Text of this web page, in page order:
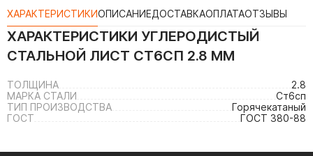
ХАРАКТЕРИСТИКИОПИСАНИЕДОСТАВКАОПЛАТАОТЗЫВЫ
ХАРАКТЕРИСТИКИ УГЛЕРОДИСТЫЙ
СТАЛЬНОЙ ЛИСТ СТ6СП 2.8 ММ
ТОЛЩИНА
2.8
МАРКА СТАЛИ
Ст6сп
ТИП ПРОИЗВОДСТВА
Горячекатаный
ГОСТ
ГОСТ 380-88